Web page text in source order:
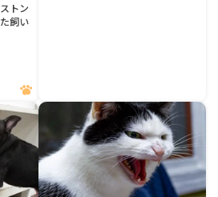
トン
飼い